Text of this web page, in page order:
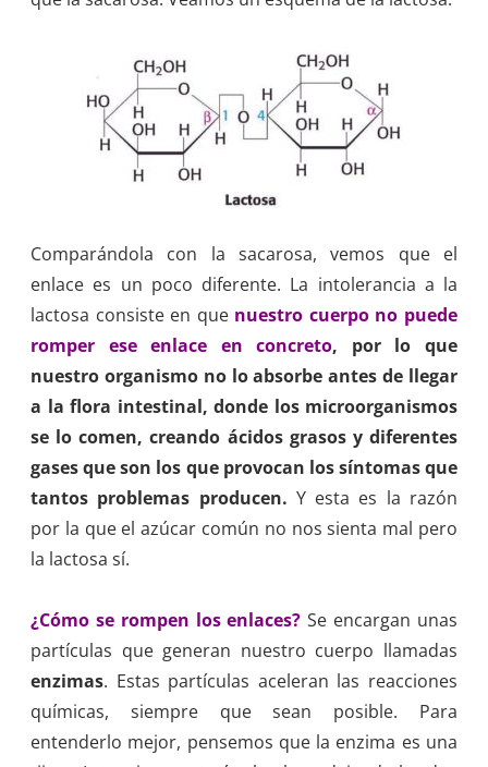
Comparándola con la sacarosa, vemos que el
enlace es un poco diferente. La intolerancia a la
lactosa consiste en que nuestro cuerpo no puede
romper ese enlace en concreto, por lo que
nuestro organismo no lo absorbe antes de llegar
a la flora intestinal, donde los microorganismos
se lo comen, creando ácidos grasos y diferentes
gases que son los que provocan los síntomas que
tantos problemas producen. Y esta es la razón
por la que el azúcar común no nos sienta mal pero
la lactosa sí.
¿Cómo se rompen los enlaces? Se encargan unas
partículas que generan nuestro cuerpo llamadas
enzimas. Estas partículas aceleran las reacciones
químicas, siempre que sean posible. Para
entenderlo mejor, pensemos que la enzima es una